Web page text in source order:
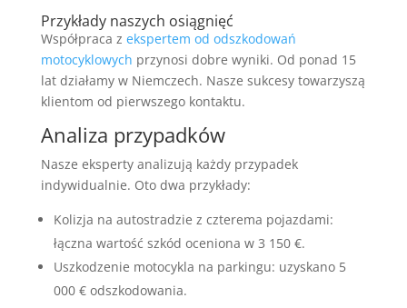
Przykłady naszych osiągnięć
Współpraca z ekspertem od odszkodowań
motocyklowych przynosi dobre wyniki. Od ponad 15
lat działamy w Niemczech. Nasze sukcesy towarzyszą
klientom od pierwszego kontaktu.
Analiza przypadków
Nasze eksperty analizują każdy przypadek
indywidualnie. Oto dwa przykłady:
Kolizja na autostradzie z czterema pojazdami:
łączna wartość szkód oceniona w 3 150 €.
Uszkodzenie motocykla na parkingu: uzyskano 5
000 € odszkodowania.